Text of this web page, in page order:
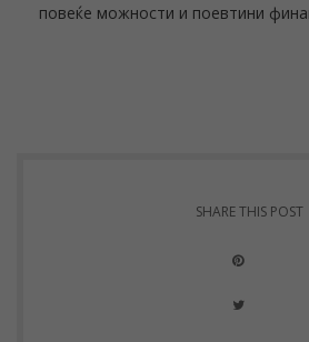
повеќе можности и поевтини
SHARE THIS POST